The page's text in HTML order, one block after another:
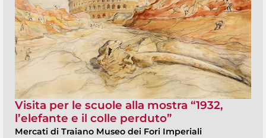
Visita per le scuole alla mostra “1932,
l’elefante e il colle perduto”
Mercati di Traiano Museo dei Fori Imperiali